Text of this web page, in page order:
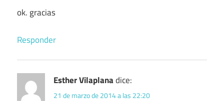
ok. gracias
Responder
Esther Vilaplanadice:
21 de marzo de 2014 a las 22:20